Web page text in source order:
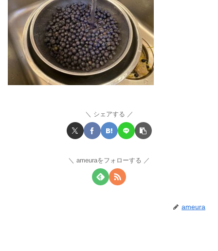
シェアする
ameuraをフォローする
ameura